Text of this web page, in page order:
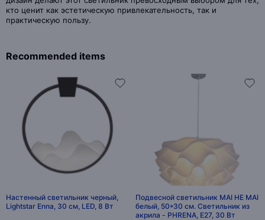
кто ценит как эстетическую привлекательность, так и
практическую пользу.
Recommended items
Настенный светильник черный,
Lightstar Enna, 30 см, LED, 8 Вт
Подвесной светильник MAI HE MAI
белый, 50*30 см. Светильник из
акрила - PHRENA, E27, 30 Вт